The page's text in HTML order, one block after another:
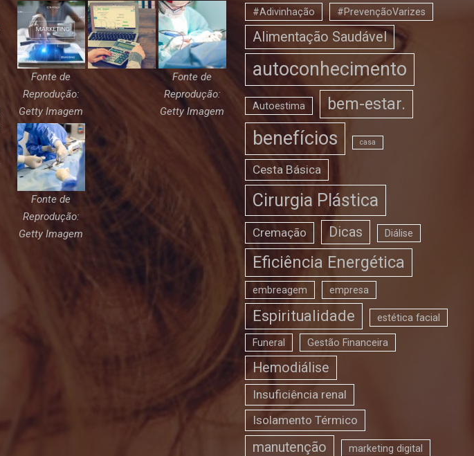
Fonte de
Reprodução:
Getty Imagem
Fonte de
Reprodução:
Getty Imagem
Fonte de
Reprodução:
Getty Imagem
#Adivinhação #PrevençãoVarizes
Alimentação Saudável
autoconhecimento
Autoestima bem-estar.
benefícios casa
Cesta Básica
Cirurgia Plástica
Cremação Dicas Diálise
Eficiência Energética
embreagem empresa
Espiritualidade estética facial
Funeral Gestão Financeira
Hemodiálise
Insuficiência renal
Isolamento Térmico
manutenção marketing digital